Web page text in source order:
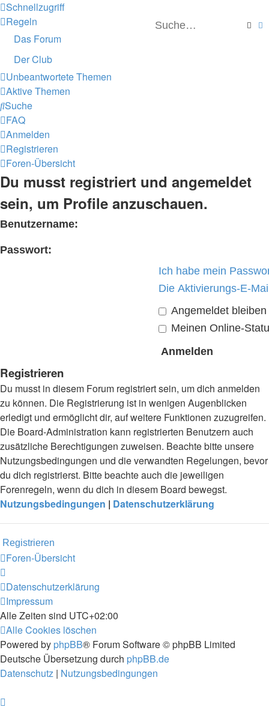
Schnellzugriff
Regeln
Das Forum
Der Club
Unbeantwortete Themen
Aktive Themen
Suche
FAQ
Anmelden
Registrieren
Foren-Übersicht
Du musst registriert und angemeldet
sein, um Profile anzuschauen.
Benutzername:
Passwort:
Ich habe mein
Die Aktivierungs-E-
Angemeldet bleiben
Meinen Online-
Registrieren
Du musst in diesem Forum registriert sein, um dich anmelden
zu können. Die Registrierung ist in wenigen Augenblicken
erledigt und ermöglicht dir, auf weitere Funktionen zuzugreifen.
Die Board-Administration kann registrierten Benutzern auch
zusätzliche Berechtigungen zuweisen. Beachte bitte unsere
Nutzungsbedingungen und die verwandten Regelungen, bevor
du dich registrierst. Bitte beachte auch die jeweiligen
Forenregeln, wenn du dich in diesem Board bewegst.
Nutzungsbedingungen | Datenschutzerklärung
Registrieren
Foren-Übersicht
Datenschutzerklärung
Impressum
Alle Zeiten sind UTC+02:00
Alle Cookies löschen
Powered by phpBB® Forum Software © phpBB Limited
Deutsche Übersetzung durch phpBB.de
Datenschutz | Nutzungsbedingungen